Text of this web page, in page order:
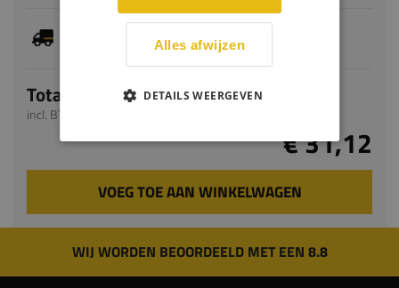
Dit artikel is voorradig, de verwachte levertijd
bedraagt 1-3 werkdagen
Totaal
incl. BTW
€ 31,12
VOEG TOE AAN WINKELWAGEN
WIJ WORDEN BEOORDEELD MET EEN 8.8
Alles afwijzen
DETAILS WEERGEVEN